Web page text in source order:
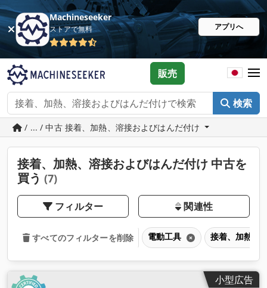
Machineseeker
ストアで無料 アプリへ
検索
販売
/ ... / 中古 接着、加熱、溶接およびはんだ付け
接着、加熱、溶接およびはんだ付け 中古を
買う (7)
フィルター 関連性
すべてのフィルターを削除 電動工具 接着、加熱、
小型広告